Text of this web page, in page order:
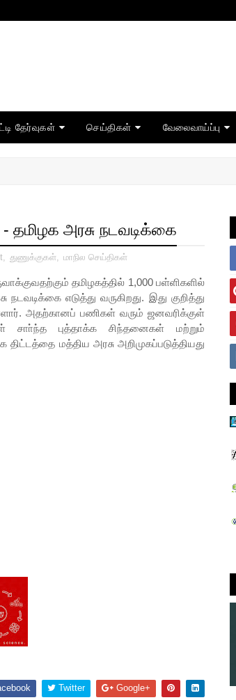
தேர்வுகள் செய்திகள் வேலைவாய்ப்பு
அரசு நடவடிக்கை
, துணுக்குகள், மாநில செய்திகள்
தமிழகத்தில் 1,000 பள்ளிகளில்
எடுத்து வருகிறது. இது குறித்து
அதற்கானப் பணிகள் வரும் ஜனவரிக்குள்
சாா்ந்த புத்தாக்க சிந்தனைகள் மற்றும்
மத்திய அரசு அறிமுகப்படுத்தியது
Twitter Google+